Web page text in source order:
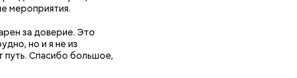
мероприятия.
за доверие. Это
но и я не из
путь. Спасибо большое,
салаты, лаваш с
там везде
от него не будет. Чем